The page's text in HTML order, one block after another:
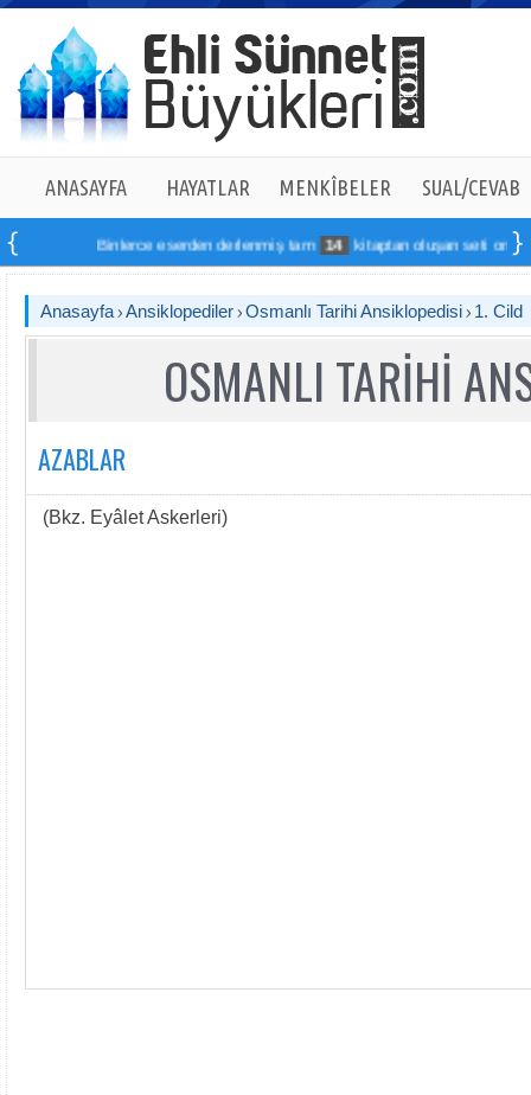
ANASAYFA HAYATLAR MENKÎBELER SUAL/CEVAB
Binlerce eserden derlenmiş tam 14 kitaptan oluşan seti online
Anasayfa Ansiklopediler Osmanlı Tarihi Ansiklopedisi 1. Cild
OSMANLI TARİHİ
AZABLAR
(Bkz. Eyâlet Askerleri)